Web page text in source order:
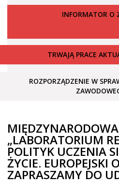
INFORMATOR O
TRWAJĄ PRACE
ROZPORZĄDZENIE W
„LABORATORIUM
POLITYK UCZENIA
ŻYCIE. EUROPEJSKI
ZAPRASZAMY DO